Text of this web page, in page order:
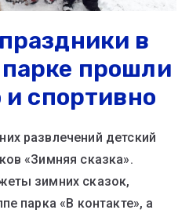
в
прошли
и спортивно
развлечений детский
«Зимняя сказка».
зимних сказок,
парка «В контакте», а